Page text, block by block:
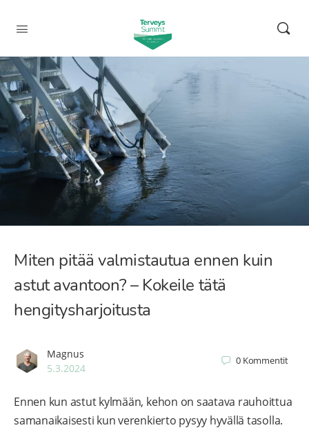
Miten pitää valmistautua ennen kuin
astut avantoon? – Kokeile tätä
hengitysharjoitusta
Magnus
5.3.2024
0 Kommentit
Ennen kun astut kylmään, kehon on saatava rauhoittua
samanaikaisesti kun verenkierto pysyy hyvällä tasolla.